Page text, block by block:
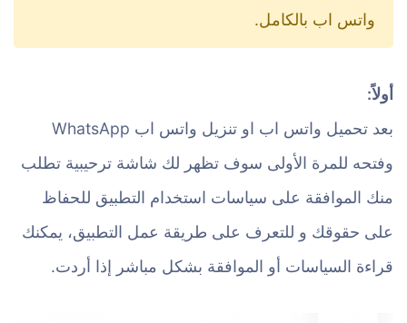
واتس اب بالكامل.
أولاً:
بعد تحميل واتس اب او تنزيل واتس اب WhatsApp
وفتحه للمرة الأولى سوف تظهر لك شاشة ترحيبية تطلب
منك الموافقة على سياسات استخدام التطبيق للحفاظ
على حقوقك و للتعرف على طريقة عمل التطبيق، يمكنك
قراءة السياسات أو الموافقة بشكل مباشر إذا أردت.